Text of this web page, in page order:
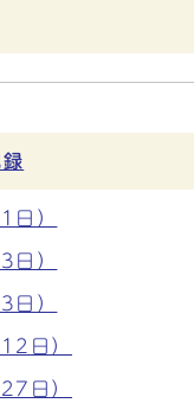
日）
日）
日）
日）
日）